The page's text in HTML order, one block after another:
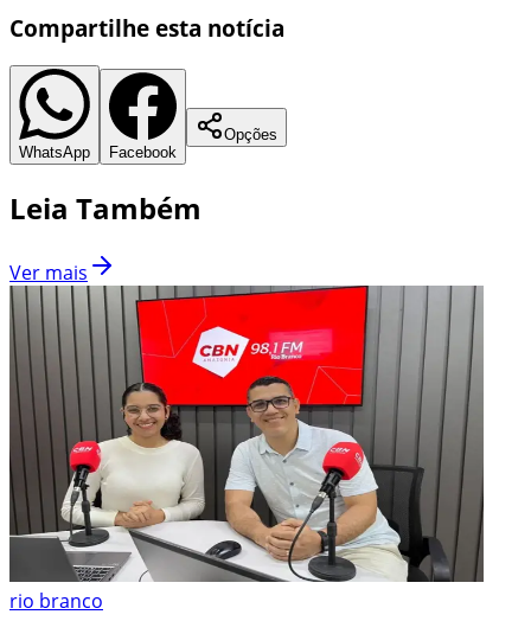
Compartilhe esta notícia
WhatsApp Facebook
Opções
Leia Também
Ver mais
rio branco